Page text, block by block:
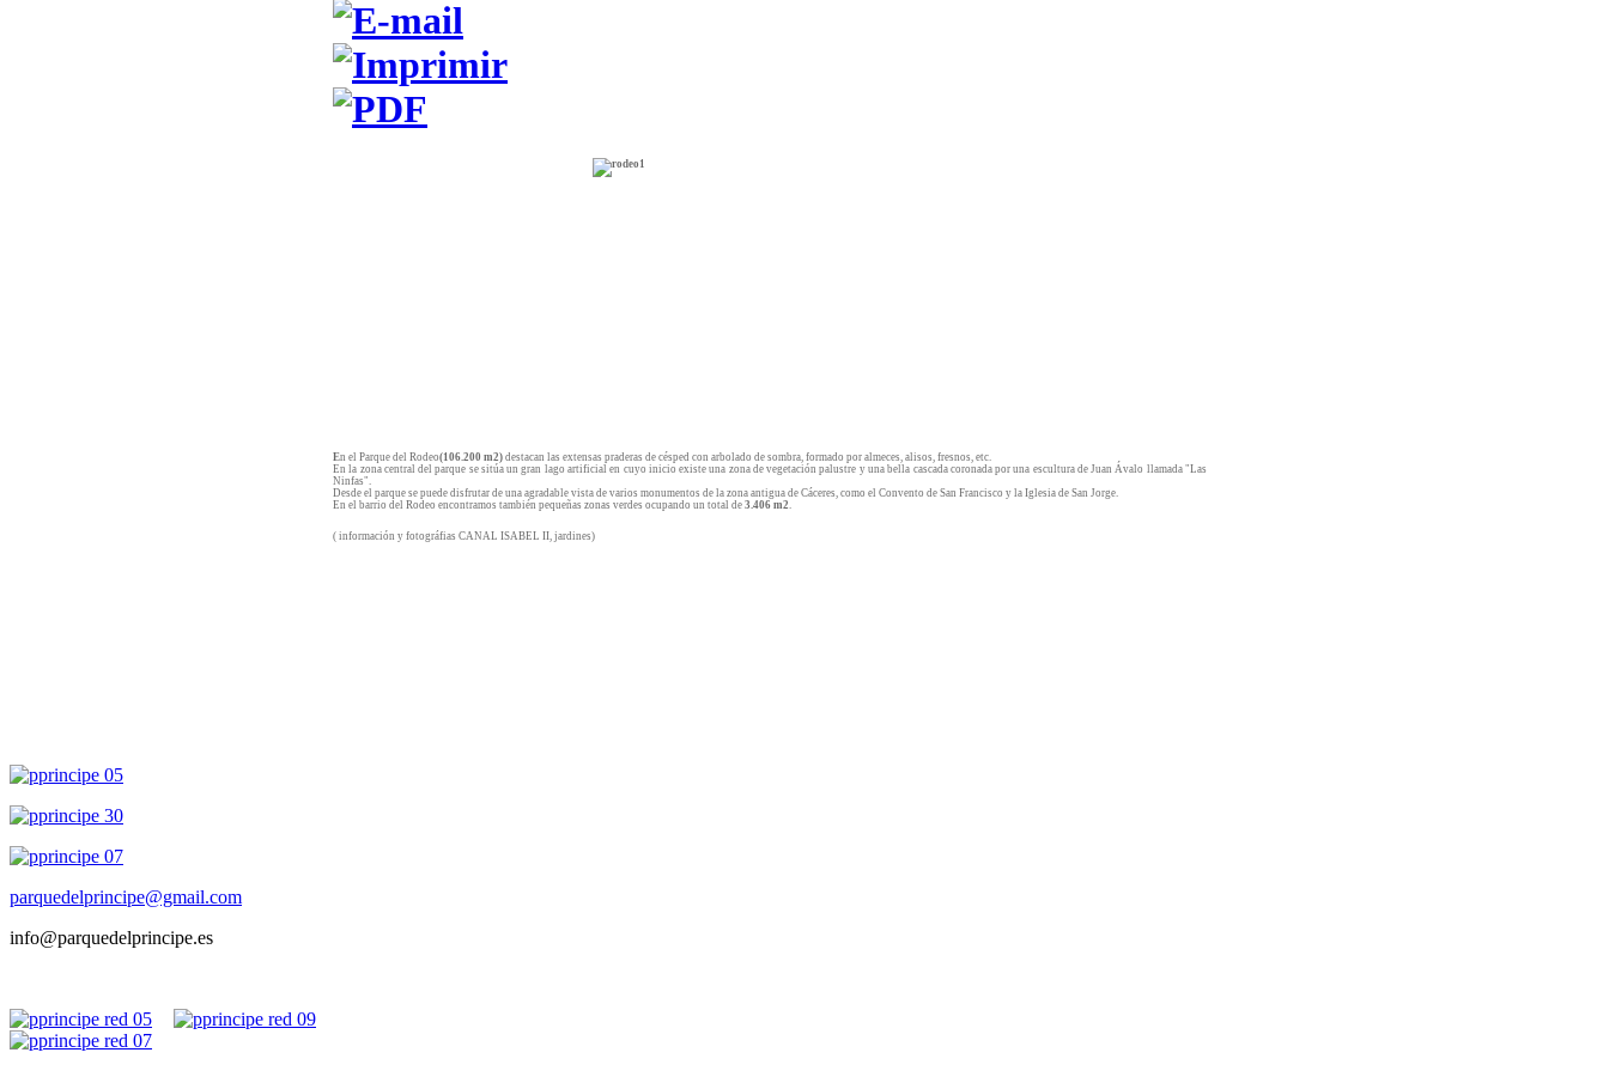
En el Parque del Rodeo(106.200 m2) destacan las extensas praderas de césped con arbolado de sombra, formado por almeces, alisos, fresnos, etc.
En la zona central del parque se sitúa un gran lago artificial en cuyo inicio existe una zona de vegetación palustre y una bella cascada coronada por una escultura de Juan Ávalo llamada "Las
Ninfas".
Desde el parque se puede disfrutar de una agradable vista de varios monumentos de la zona antigua de Cáceres, como el Convento de San Francisco y la Iglesia de San Jorge.
En el barrio del Rodeo encontramos también pequeñas zonas verdes ocupando un total de 3.406 m2
( información y fotográfias CANAL ISABEL II, jardines)
parquedelprincipe@gmail.com
info@parquedelprincipe.es